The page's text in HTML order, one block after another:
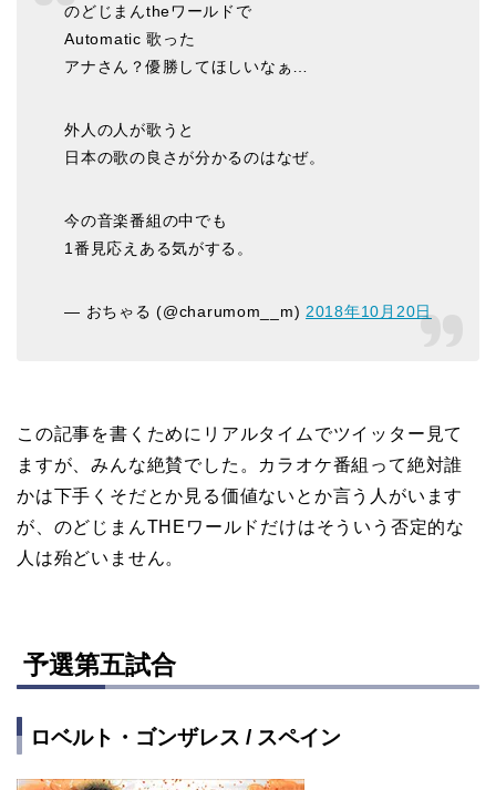
のどじまんtheワールドで
Automatic 歌った
アナさん？優勝してほしいなぁ…
外人の人が歌うと
日本の歌の良さが分かるのはなぜ。
今の音楽番組の中でも
1番見応えある気がする。
— おちゃる (@charumom__m) 2018年10月20日
この記事を書くためにリアルタイムでツイッター見て
ますが、みんな絶賛でした。カラオケ番組って絶対誰
かは下手くそだとか見る価値ないとか言う人がいます
が、のどじまんTHEワールドだけはそういう否定的な
人は殆どいません。
予選第五試合
ロベルト・ゴンザレス / スペイン